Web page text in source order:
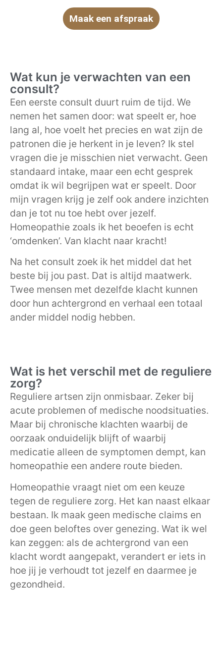
Maak een afspraak
Wat kun je verwachten van een
consult?
Een eerste consult duurt ruim de tijd. We
nemen het samen door: wat speelt er, hoe
lang al, hoe voelt het precies en wat zijn de
patronen die je herkent in je leven? Ik stel
vragen die je misschien niet verwacht. Geen
standaard intake, maar een echt gesprek
omdat ik wil begrijpen wat er speelt. Door
mijn vragen krijg je zelf ook andere inzichten
dan je tot nu toe hebt over jezelf.
Homeopathie zoals ik het beoefen is echt
‘omdenken’. Van klacht naar kracht!
Na het consult zoek ik het middel dat het
beste bij jou past. Dat is altijd maatwerk.
Twee mensen met dezelfde klacht kunnen
door hun achtergrond en verhaal een totaal
ander middel nodig hebben.
Wat is het verschil met de reguliere
zorg?
Reguliere artsen zijn onmisbaar. Zeker bij
acute problemen of medische noodsituaties.
Maar bij chronische klachten waarbij de
oorzaak onduidelijk blijft of waarbij
medicatie alleen de symptomen dempt, kan
homeopathie een andere route bieden.
Homeopathie vraagt niet om een keuze
tegen de reguliere zorg. Het kan naast elkaar
bestaan. Ik maak geen medische claims en
doe geen beloftes over genezing. Wat ik wel
kan zeggen: als de achtergrond van een
klacht wordt aangepakt, verandert er iets in
hoe jij je verhoudt tot jezelf en daarmee je
gezondheid.